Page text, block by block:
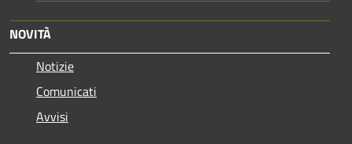
NOVITÀ
Notizie
Comunicati
Avvisi